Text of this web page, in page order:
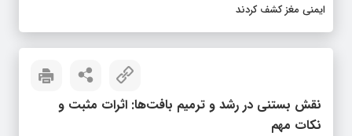
ایمنی مغز کشف کردند
نقش بستنی در رشد و ترمیم بافت‌ها: اثرات مثبت و
نکات مهم